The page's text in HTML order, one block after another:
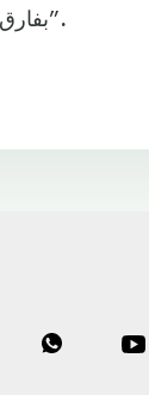
بفارق نقطة، وبعده النادي الملكي بالفوز عليه السبت في “ستاد دو فرانس”.